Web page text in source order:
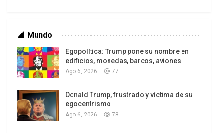
Los latinos le van dando la espalda a Trump
Mundo
Egopolítica: Trump pone su nombre en
edificios, monedas, barcos, aviones
Ago 6, 2026 77
Donald Trump, frustrado y víctima de su
egocentrismo
Ago 6, 2026 78